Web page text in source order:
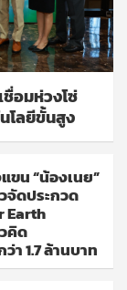
อมห่วงโซ่
โลยีขั้นสูง
ขน “น้องเนย”
จัดประกวด
Earth
คิด
า 1.7 ล้านบาท